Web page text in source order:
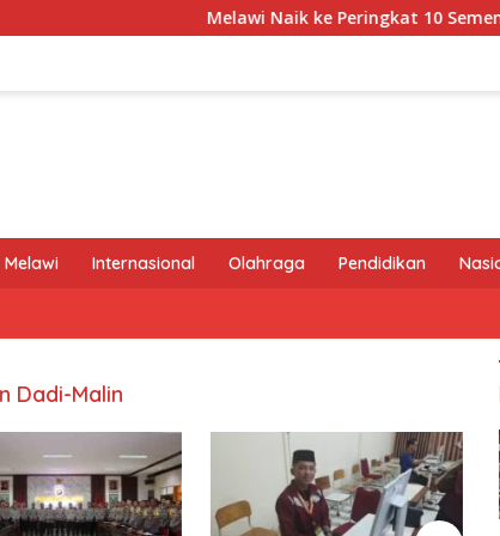
Melawi Naik ke Peringkat 10 Sementara
Melawi Internasional Olahraga Pendidikan
Dadi-Malin